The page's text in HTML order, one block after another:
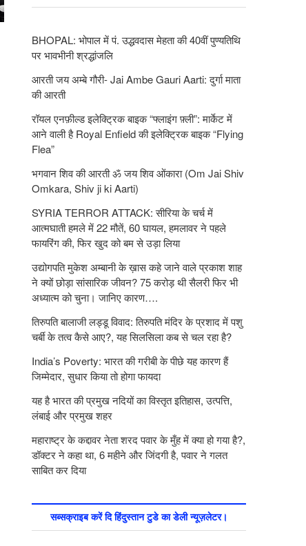
BHOPAL: भोपाल में पं. उद्धवदास मेहता की 40वीं पुण्यतिथि
पर भावभीनी श्रद्धांजलि
आरती जय अम्बे गौरी- Jai Ambe Gauri Aarti: दुर्गा माता
की आरती
रॉयल एनफ़ील्ड इलेक्ट्रिक बाइक “फ्लाइंग फ़्ली”: मार्केट में
आने वाली है Royal Enfield की इलेक्ट्रिक बाइक “Flying
Flea”
भगवान शिव की आरती ॐ जय शिव ओंकारा (Om Jai Shiv
Omkara, Shiv ji ki Aarti)
SYRIA TERROR ATTACK: सीरिया के चर्च में
आत्मघाती हमले में 22 मौतें, 60 घायल, हमलावर ने पहले
फायरिंग की, फिर खुद को बम से उड़ा लिया
उद्योगपति मुकेश अम्बानी के ख़ास कहे जाने वाले प्रकाश शाह
ने क्यों छोड़ा सांसारिक जीवन? 75 करोड़ थी सैलरी फिर भी
अध्यात्म को चुना। जानिए कारण….
तिरुपति बालाजी लड्डू विवाद: तिरुपति मंदिर के प्रशाद में पशु
चर्बी के तत्‍व कैसे आए?, यह सिलसिला कब से चल रहा है?
India’s Poverty: भारत की गरीबी के पीछे यह कारण हैं
जिम्‍मेदार, सुधार किया तो होगा फायदा
यह है भारत की प्रमुख नदियों का विस्तृत इतिहास, उत्पत्ति,
लंबाई और प्रमुख शहर
महाराष्ट्र के कद्दावर नेता शरद पवार के मुँह में क्या हो गया है?,
डॉक्टर ने कहा था, 6 महीने और जिंदगी है, पवार ने गलत
साबित कर दिया
सब्सक्राइब करें दि हिंदुस्तान टुडे का डेली न्यूज़लेटर।